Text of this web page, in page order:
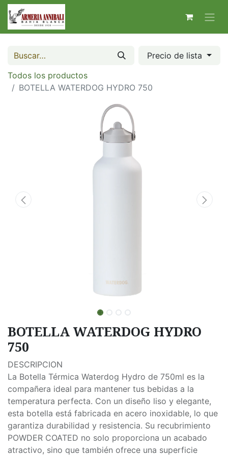
Precio de lista
Todos los productos
BOTELLA WATERDOG HYDRO 750
BOTELLA WATERDOG HYDRO
750
DESCRIPCION
La Botella Térmica Waterdog Hydro de 750ml es la
compañera ideal para mantener tus bebidas a la
temperatura perfecta. Con un diseño liso y elegante,
esta botella está fabricada en acero inoxidable, lo que
garantiza durabilidad y resistencia. Su recubrimiento
POWDER COATED no solo proporciona un acabado
atractivo, sino que también ofrece una superficie